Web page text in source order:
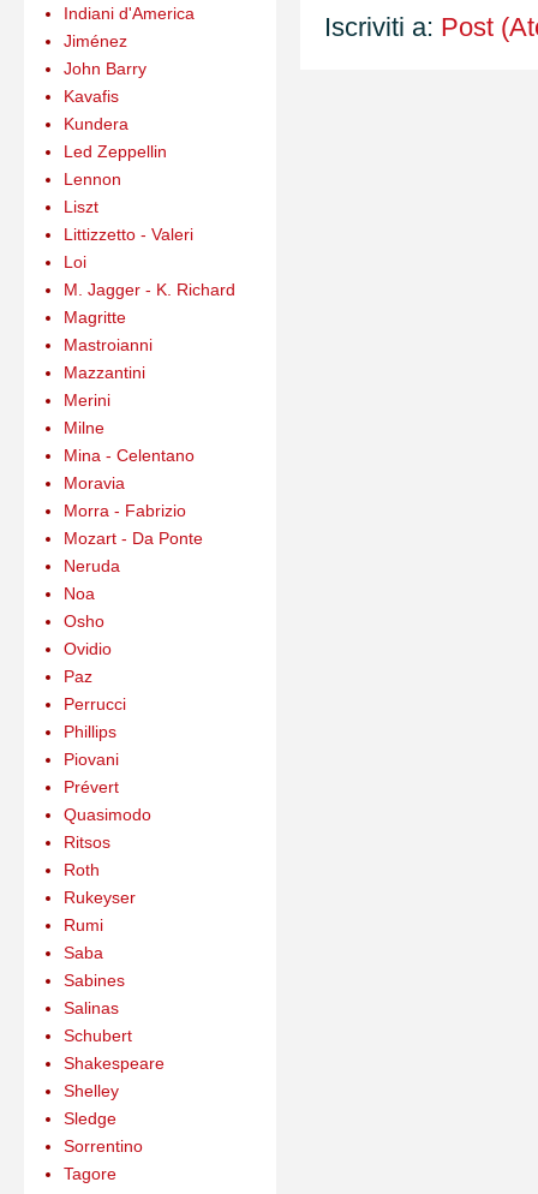
Iscriviti a: Post
Indiani d'America
Jiménez
John Barry
Kavafis
Kundera
Led Zeppellin
Lennon
Liszt
Littizzetto - Valeri
Loi
M. Jagger - K. Richard
Magritte
Mastroianni
Mazzantini
Merini
Milne
Mina - Celentano
Moravia
Morra - Fabrizio
Mozart - Da Ponte
Neruda
Noa
Osho
Ovidio
Paz
Perrucci
Phillips
Piovani
Prévert
Quasimodo
Ritsos
Roth
Rukeyser
Rumi
Saba
Sabines
Salinas
Schubert
Shakespeare
Shelley
Sledge
Sorrentino
Tagore